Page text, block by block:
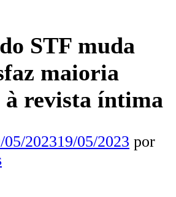
STF muda
maioria
revista íntima
05/202319/05/2023 por